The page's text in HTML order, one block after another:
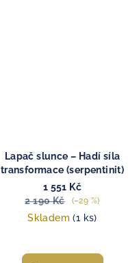
Lapač slunce – Hadí síla
transformace (serpentinit)
1 551 Kč
2 190 Kč
(–29 %)
Skladem(1 ks)